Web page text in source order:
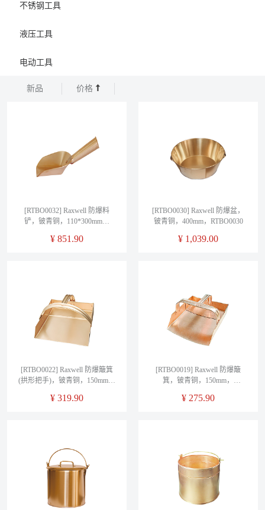
不锈钢工具
液压工具
电动工具
新品 价格
[RTBO0032] Raxwell 防爆料
铲，铍青铜，110*300mm，
¥ 851.90
[RTBO0030] Raxwell 防爆盆，
铍青铜，400mm，RTBO0030
¥ 1,039.00
[RTBO0022] Raxwell 防爆簸箕
(拱形把手)，铍青铜，150mm，
¥ 319.90
[RTBO0019] Raxwell 防爆簸
箕，铍青铜，150mm，
¥ 275.90